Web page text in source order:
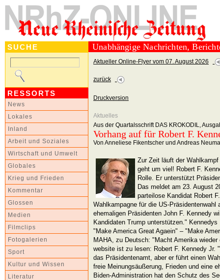
SUCHE
RESSORTS
News
Lokales
Inland
Arbeit und Soziales
Wirtschaft und Umwelt
Globales
Krieg und Frieden
Kommentar
Glossen
Medien
Filmclips
Fotogalerien
Sport
Kultur und Wissen
Literatur
Unabhängige Nachrichten,
Aktueller Online-Flyer vom 07. August 2026
zurück
Druckversion
Aktuelles
Aus der Quartalsschrift DAS KROKODIL,
Vorhang auf für Robert F.
Von Anneliese Fikentscher und Andreas
Zur Zeit läuft der
geht um viel! Robert F.
Rolle. Er unterstützt
Das meldet am 23. August
parteilose Kandidat Robert
Wahlkampagne für die US-Präsidentenwahl
ehemaligen Präsidenten John F. Kennedy
Kandidaten Trump unterstützen."
"Make America Great Agaein" – "Make
MAHA, zu Deutsch: "Macht Amerika wieder
website ist zu lesen: Robert F. Kennedy Jr.
das Präsidentenamt, aber er führt einen
freie Meinungsäußerung, Frieden und eine
Biden-Administration hat den Schutz des